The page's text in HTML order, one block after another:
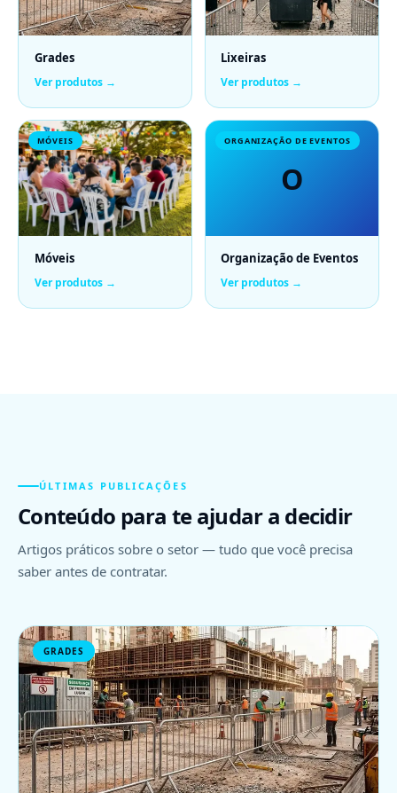
Grades
Ver produtos →
Lixeiras
Ver produtos →
MÓVEIS
Móveis
Ver produtos →
O
ORGANIZAÇÃO DE EVENTOS
Organização de Eventos
Ver produtos →
ÚLTIMAS PUBLICAÇÕES
Conteúdo para te ajudar a decidir
Artigos práticos sobre o setor — tudo que você precisa
saber antes de contratar.
GRADES